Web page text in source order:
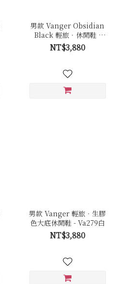
男款 Vanger Obsidian
Black 輕旅．休閒鞋 -
Va281曜石黑(黑底)
NT$3,880
男款 Vanger 輕旅．生膠
色大底休閒鞋 - Va279白
NT$3,880